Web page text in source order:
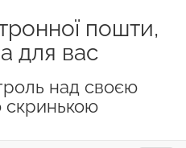
пошти,
для вас
над своєю